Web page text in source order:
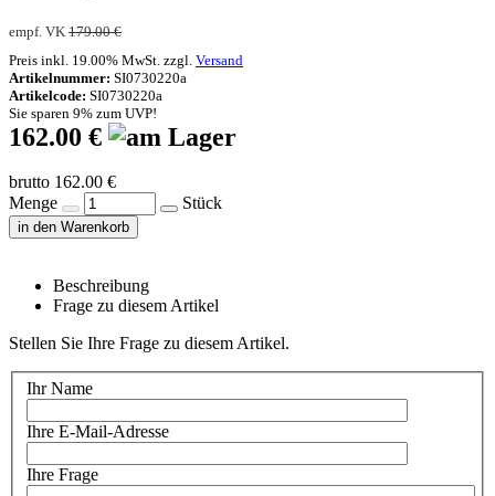
empf. VK 179.00 €
Preis inkl. 19.00% MwSt. zzgl. Versand
Artikelnummer: SI0730220a
Artikelcode: SI0730220a
Sie sparen 9% zum UVP!
162.00 €
brutto 162.00 €
Menge
Stück
in den Warenkorb
Beschreibung
Frage zu diesem Artikel
Stellen Sie Ihre Frage zu diesem Artikel.
Ihr Name
Ihre E-Mail-Adresse
Ihre Frage